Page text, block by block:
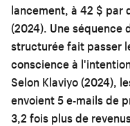
lancement, à 42 $ par
(2024). Une séquence
structurée fait passer
conscience à
Selon Klaviyo (2024),
envoient 5 e-mails de
3,2 fois plus de